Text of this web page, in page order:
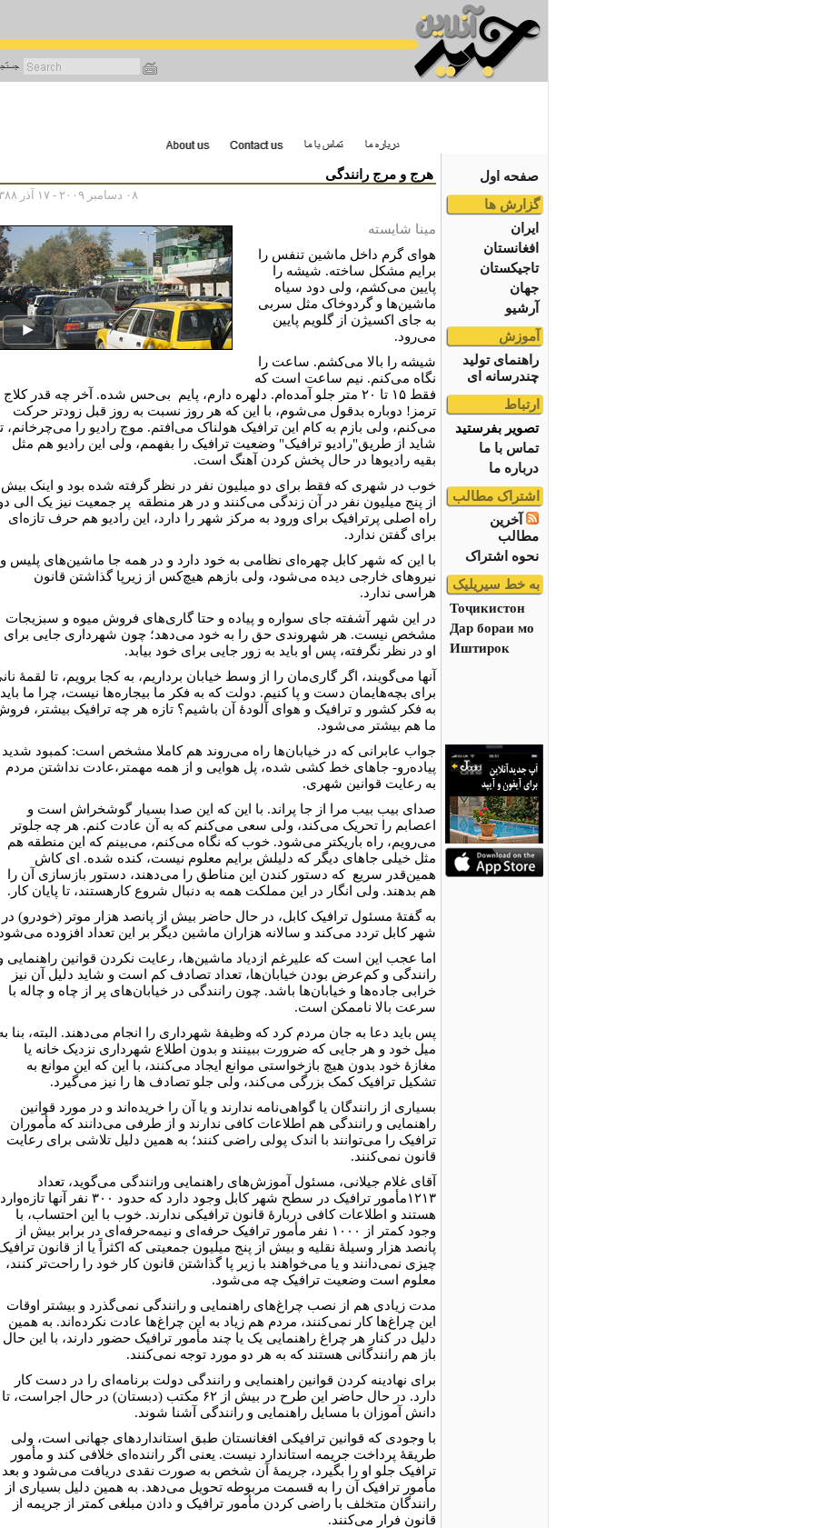
صفحه اول
گزارش ها
ایران
افغانستان
تاجیکستان
جهان
آرشیو
آموزش
راهنمای تولید
چندرسانه ای
ارتباط
تصویر بفرستید
تماس با ما
درباره ما
اشتراک مطالب
آخرین
مطالب
نحوه اشتراک
به خط سیریلیک
Тоҷикистон
Дар бораи мо
Иштирок
هرج و مرج رانندگی
۰۸ دسامبر ۲۰۰۹ - ۱۷ آذر ۱۳۸۸
مینا شایسته
هوای گرم داخل ماشین تنفس را
برایم مشکل ساخته. شیشه را
پایین می‌کشم، ولی دود سیاه
ماشین‌ها و گردوخاک مثل سربی
به جای اکسیژن از گلویم پایین
می‌رود.
شیشه را بالا می‌کشم. ساعت را
نگاه می‌کنم. نیم ساعت است که
فقط ۱۵ تا ۲۰ متر جلو آمده‌ام. دلهره دارم، پایم بی‌حس شده. آخر چه قدر
ترمز! دوباره بدقول می‌شوم، با این که هر روز نسبت به روز قبل زودتر حرکت
می‌کنم، ولی بازم به کام این ترافیک هولناک می‌افتم. موج رادیو را می‌چرخانم،
شاید از طریق"رادیو ترافیک" وضعیت ترافیک را بفهمم، ولی این رادیو هم مثل
بقیه رادیوها در حال پخش کردن آهنگ است.
خوب در شهری که فقط برای دو میلیون نفر در نظر گرفته شده بود و اینک بیش
از پنج میلیون نفر در آن زندگی می‌کنند و در هر منطقه پر جمعیت نیز یک الی
راه اصلی پرترافیک برای ورود به مرکز شهر را دارد، این رادیو هم حرف تازه‌ای
برای گفتن ندارد.
با این که شهر کابل چهره‌ای نظامی به خود دارد و در همه جا ماشین‌های پلیس و
نیروهای خارجی دیده می‌شود، ولی بازهم هیچ‌کس از زیرپا گذاشتن قانون
هراسی ندارد.
در این شهر آشفته جای سواره و پیاده و حتا گاری‌های فروش میوه و سبزیجات
مشخص نیست. هر شهروندی حق را به خود می‌دهد؛ چون شهرداری جایی برای
او در نظر نگرفته، پس او باید به زور جایی برای خود بیابد.
آنها می‌گویند، اگر گاری‌مان را از وسط خیابان برداریم، به کجا برویم، تا لقمۀ
برای بچه‌هایمان دست و پا کنیم. دولت که به فکر ما بیجاره‌ها نیست، چرا ما باید
به فکر کشور و ترافیک و هوای آلودۀ آن باشیم؟ تازه هر چه ترافیک بیشتر،
ما هم بیشتر می‌شود.
جواب عابرانی که در خیابان‌ها راه می‌روند هم کاملا مشخص است: کمبود شدید
پیاده‌رو- جاهای خط‌‌‌ کشی ‌شده، پل هوایی و از همه مهمتر،عادت نداشتن مردم
به رعایت قوانین شهری.
صدای بیب بیب مرا از جا پراند. با این که این صدا بسیار گوشخراش است و
اعصابم را تحریک می‌کند، ولی سعی می‌کنم که به آن عادت کنم. هر چه جلوتر
می‌رویم، راه باریکتر می‌شود. خوب که نگاه می‌کنم، می‌بینم که این منطقه هم
مثل خیلی جاهای دیگر که دلیلش برایم معلوم نیست، کنده شده. ای کاش
همین‌قدر سریع که دستور کندن این مناطق را می‌دهند، دستور بازسازی آن را
هم بدهند. ولی انگار در این مملکت همه به دنبال شروع کارهستند، تا پایان کار.
به گفتۀ مسئول ترافیک کابل، در حال حاضر بیش از پانصد هزار موتر (خودرو) در
شهر کابل تردد می‌کند و سالانه هزاران ماشین دیگر بر این تعداد افزوده
اما عجب این است که علیرغم ازدیاد ماشین‌ها، رعایت نکردن قوانین راهنمایی
رانندگی و کم‌عرض بودن خیابان‌ها، تعداد تصادف کم است و شاید دلیل آن نیز
خرابی جاده‌ها و خیابان‌ها باشد. چون رانندگی در خیابان‌های پر از چاه و چاله با
سرعت بالا ناممکن است.
پس باید دعا به جان مردم کرد که وظیفۀ شهرداری را انجام می‌دهند. البته، بنا
میل خود و هر جایی که ضرورت ببینند و بدون اطلاع شهرداری نزدیک خانه یا
مغازۀ خود بدون هیچ بازخواستی موانع ایجاد می‌کنند، با این که این موانع به
تشکیل ترافیک کمک بزرگی می‌کند، ولی جلو تصادف ها را نیز می‌گیرد.
بسیاری از رانندگان یا گواهی‌نامه ندارند و یا آن را خریده‌اند و در مورد قوانین
راهنمایی و رانندگی هم اطلاعات کافی ندارند و از طرفی می‌دانند که مأموران
ترافیک را می‌توانند با اندک پولی راضی کنند؛ به همین دلیل تلاشی برای رعایت
قانون نمی‌کنند.
آقای غلام جیلانی، مسئول آموزش‌های راهنمایی ورانندگی می‌گوید، تعداد
۱۲۱۳مأمور ترافیک در سطح شهر کابل وجود دارد که حدود ۳۰۰ نفر آنها تازه‌وارد
هستند و اطلاعات کافی دربارۀ قانون ترافیکی ندارند. خوب با این احتساب، با
وجود کمتر از ۱۰۰۰ نفر مأمور ترافیک حرفه‌ای و نیمه‌حرفه‌ای در برابر بیش از
پانصد هزار وسیلۀ نقلیه و بیش از پنج میلیون جمعیتی که اکثراً یا از قانون
چیزی نمی‌دانند و یا می‌خواهند با زیر پا گذاشتن قانون کار خود را راحت‌تر کنند،
معلوم است وضعیت ترافیک چه می‌شود.
مدت زیادی هم از نصب چراغ‌های راهنمایی و رانندگی نمی‌گذرد و بیشتر اوقات
این چراغ‌ها کار نمی‌کنند، مردم هم زیاد به این چراغ‌ها عادت نکرده‌اند. به همین
دلیل در کنار هر چراغ راهنمایی یک یا چند مأمور ترافیک حضور دارند، با این حال
باز هم رانندگانی هستند که به هر دو مورد توجه نمی‌کنند.
برای نهادینه کردن قوانین راهنمایی و رانندگی دولت برنامه‌ای را در دست کار
دارد. در حال حاضر این طرح در بیش از ۶۲ مکتب (دبستان) در حال اجراست، تا
دانش آموزان با مسایل راهنمایی و رانندگی آشنا شوند.
با وجودی که قوانین ترافیکی افغانستان طبق استانداردهای جهانی است، ولی
طریقۀ پرداخت جریمه استاندارد نیست. یعنی اگر راننده‌ای خلافی کند و مأمور
ترافیک جلو او را بگیرد، جریمۀ آن شخص به صورت نقدی دریافت می‌شود و بعد
مأمور ترافیک آن را به قسمت مربوطه تحویل می‌دهد. به همین دلیل بسیاری از
رانندگان متخلف با راضی کردن مأمور ترافیک و دادن مبلغی کمتر از جریمه از
قانون فرار می‌کنند.